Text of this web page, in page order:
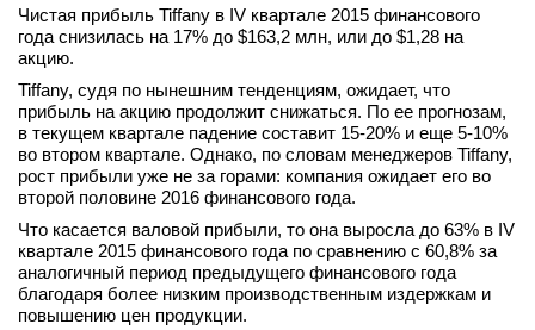
Чистая прибыль Tiffany в IV квартале 2015 финансового
года снизилась на 17% до $163,2 млн, или до $1,28 на
акцию.
Tiffany, судя по нынешним тенденциям, ожидает, что
прибыль на акцию продолжит снижаться. По ее прогнозам,
в текущем квартале падение составит 15-20% и еще 5-10%
во втором квартале. Однако, по словам менеджеров Tiffany,
рост прибыли уже не за горами: компания ожидает его во
второй половине 2016 финансового года.
Что касается валовой прибыли, то она выросла до 63% в IV
квартале 2015 финансового года по сравнению с 60,8% за
аналогичный период предыдущего финансового года
благодаря более низким производственным издержкам и
повышению цен продукции.